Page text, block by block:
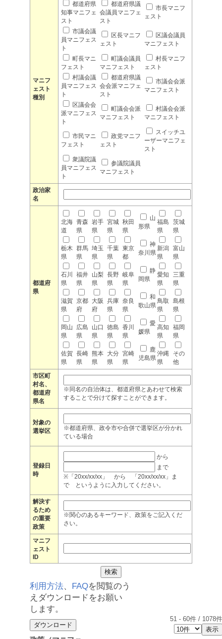
マニフ
ェスト
種別
都道府県
知事マニフェ
スト
都道府県議
会議員マニフェ
スト
市長マニフ
ェスト
市議会議
員マニフェス
ト
区長マニフ
ェスト
区議会議員
マニフェスト
町長マニ
フェスト
町議会議員
マニフェスト
村長マニフ
ェスト
村議会議
員マニフェス
ト
都道府県議
会会派マニフェ
スト
市議会会派
マニフェスト
区議会会
派マニフェス
ト
町議会会派
マニフェスト
村議会会派
マニフェスト
市民マニ
フェスト
政党マニフ
ェスト
スイッチユ
ーザーマニフェ
スト
衆議院議
員マニフェス
ト
参議院議員
マニフェスト
政治家
名
都道府
県
北海
道
青森
県
岩手
県
宮城
県
秋田
県
山
形県
福島
県
茨城
県
栃木
県
群馬
県
埼玉
県
千葉
県
東京
都
神
奈川県
新潟
県
富山
県
石川
県
福井
県
山梨
県
長野
県
岐阜
県
静
岡県
愛知
県
三重
県
滋賀
県
京都
府
大阪
府
兵庫
県
奈良
県
和
歌山県
鳥取
県
島根
県
岡山
県
広島
県
山口
県
徳島
県
香川
県
愛
媛県
高知
県
福岡
県
佐賀
県
長崎
県
熊本
県
大分
県
宮崎
県
鹿
児島県
沖縄
県
その
他
市区町
村名、
都道府
県名
※同名の自治体は、都道府県とあわせて検索
することで分けて探すことができます。
対象の
選挙区
※都道府県、政令市や合併で選挙区が分かれ
ている場合
登録日
時
から
まで
※「20xx/xx/xx」 から 「20xx/xx/xx」ま
で というように入力してください。
解決す
るため
の重要
政策
※関心のあるキーワード、政策をご記入くだ
さい。
マニフ
ェスト
ID
利用方法、 FAQを閲覧のう
えダウンロードをお願い
します。
51 - 60件 / 1078件